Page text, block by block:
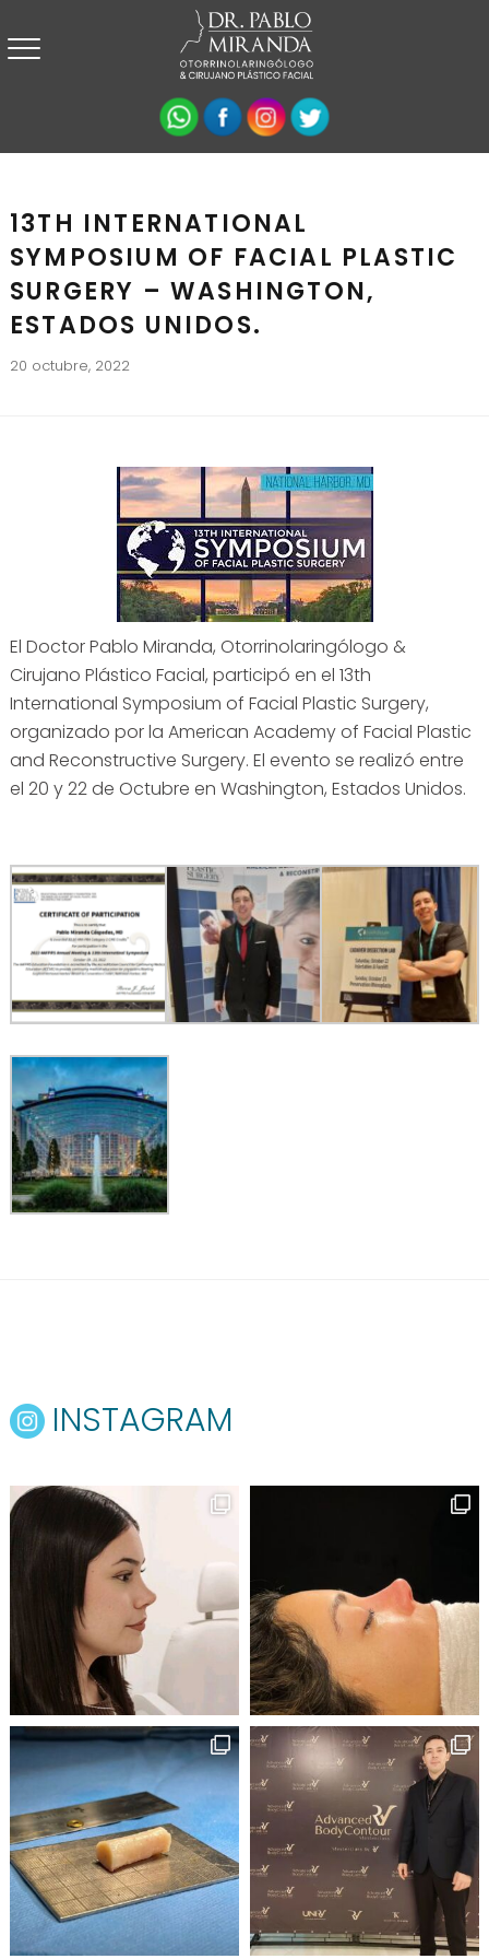
13TH INTERNATIONAL
SYMPOSIUM OF FACIAL PLASTIC
SURGERY – WASHINGTON,
ESTADOS UNIDOS.
20 octubre, 2022
El Doctor Pablo Miranda, Otorrinolaringólogo &
Cirujano Plástico Facial, participó en el 13th
International Symposium of Facial Plastic Surgery,
organizado por la American Academy of Facial Plastic
and Reconstructive Surgery. El evento se realizó entre
el 20 y 22 de Octubre en Washington, Estados Unidos.
INSTAGRAM